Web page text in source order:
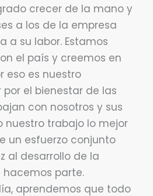
crecer de la mano y
a los de la empresa
a su labor. Estamos
el país y creemos en
eso es nuestro
el bienestar de las
con nosotros y sus
nuestro trabajo lo mejor
un esfuerzo conjunto
al desarrollo de la
parte.
aprendemos que todo